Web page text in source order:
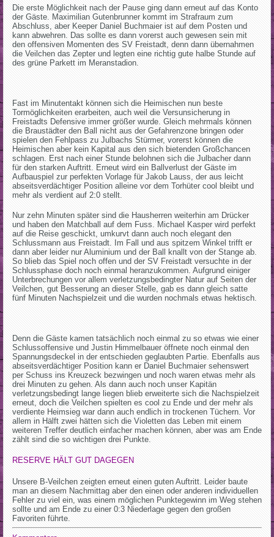
Die erste Möglichkeit nach der Pause ging dann erneut auf das Konto
der Gäste. Maximilian Gutenbrunner kommt im Strafraum zum
Abschluss, aber Keeper Daniel Buchmaier ist auf dem Posten und
kann abwehren. Das sollte es dann vorerst auch gewesen sein mit
den offensiven Momenten des SV Freistadt, denn dann übernahmen
die Veilchen das Zepter und legten eine richtig gute halbe Stunde auf
des grüne Parkett im Meranstadion.
Fast im Minutentakt können sich die Heimischen nun beste
Tormöglichkeiten erarbeiten, auch weil die Versunsicherung in
Freistadts Defensive immer größer wurde. Gleich mehrmals können
die Braustädter den Ball nicht aus der Gefahrenzone bringen oder
spielen den Fehlpass zu Julbachs Stürmer, vorerst können die
Heimischen aber kein Kapital aus den sich bietenden Großchancen
schlagen. Erst nach einer Stunde belohnen sich die Julbacher dann
für den starken Auftritt. Erneut wird ein Ballverlust der Gäste im
Aufbauspiel zur perfekten Vorlage für Jakob Lauss, der aus leicht
abseitsverdächtiger Position alleine vor dem Torhüter cool bleibt und
mehr als verdient auf 2:0 stellt.
Nur zehn Minuten später sind die Hausherren weiterhin am Drücker
und haben den Matchball auf dem Fuss. Michael Kasper wird perfekt
auf die Reise geschickt, umkurvt dann auch noch elegant den
Schlussmann aus Freistadt. Im Fall und aus spitzem Winkel trifft er
dann aber leider nur Aluminium und der Ball knallt von der Stange ab.
So blieb das Spiel noch offen und der SV Freistadt versuchte in der
Schlussphase doch noch einmal heranzukommen. Aufgrund einiger
Unterbrechungen vor allem verletzungsbedingter Natur auf Seiten der
Veilchen, gut Besserung an dieser Stelle, gab es dann gleich satte
fünf Minuten Nachspielzeit und die wurden nochmals etwas hektisch.
Denn die Gäste kamen tatsächlich noch einmal zu so etwas wie einer
Schlussoffensive und Justin Himmelbauer öffnete noch einmal den
Spannungsdeckel in der entschieden geglaubten Partie. Ebenfalls aus
abseitsverdächtiger Position kann er Daniel Buchmaier sehenswert
per Schuss ins Kreuzeck bezwingen und noch waren etwas mehr als
drei Minuten zu gehen. Als dann auch noch unser Kapitän
verletzungsbedingt lange liegen blieb erweiterte sich die Nachspielzeit
erneut, doch die Veilchen spielten es cool zu Ende und der mehr als
verdiente Heimsieg war dann auch endlich in trockenen Tüchern. Vor
allem in Hälft zwei hätten sich die Violetten das Leben mit einem
weiteren Treffer deutlich einfacher machen können, aber was am Ende
zählt sind die so wichtigen drei Punkte.
RESERVE HÄLT GUT DAGEGEN
Unsere B-Veilchen zeigten erneut einen guten Auftritt. Leider baute
man an diesem Nachmittag aber den einen oder anderen individuellen
Fehler zu viel ein, was einem möglichen Punktegewinn im Weg stehen
sollte und am Ende zu einer 0:3 Niederlage gegen den großen
Favoriten führte.